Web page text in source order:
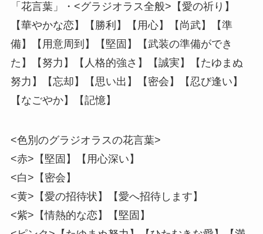
「花言葉」・<グラジオラス全般>【愛の祈り】
【華やかな恋】【勝利】【用心】【尚武】【準
備】【用意周到】【堅固】【武装の準備ができ
た】【努力】【人格的強さ】【誠実】【たゆまぬ
努力】【忘却】【思い出】【密会】【忍び逢い】
【なごやか】【記憶】
<色別のグラジオラスの花言葉>
<赤>【堅固】【用心深い】
<白>【密会】
<黄>【愛の招待状】【愛へ招待します】
<紫>【情熱的な恋】【堅固】